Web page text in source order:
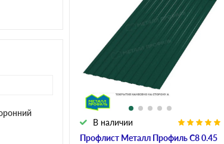
Профлист Металл Профиль C8 0.45
В наличии